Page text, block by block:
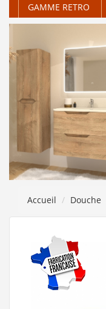
GAMME RETRO
Accueil Douche